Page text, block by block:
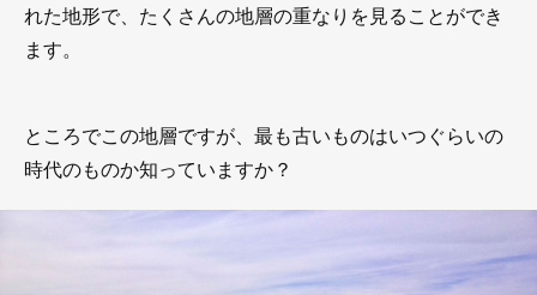
れた地形で、たくさんの地層の重なりを見ることができ
ます。
ところでこの地層ですが、最も古いものはいつぐらいの
時代のものか知っていますか？